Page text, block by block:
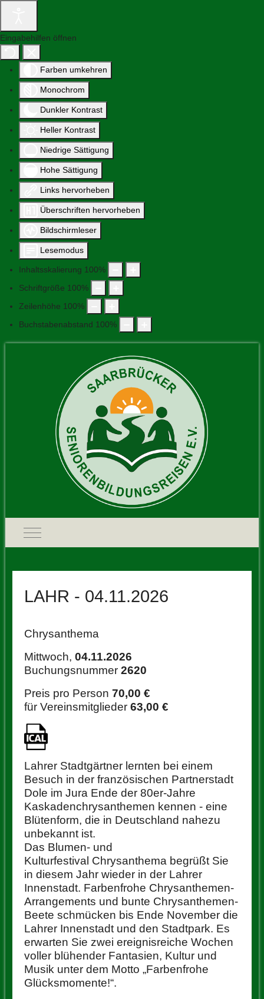
Eingabehilfen öffnen
Farben umkehren
Monochrom
Dunkler Kontrast
Heller Kontrast
Niedrige Sättigung
Hohe Sättigung
Links hervorheben
Überschriften hervorheben
Bildschirmleser
Lesemodus
Inhaltsskalierung 100%
Schriftgröße 100%
Zeilenhöhe 100%
Buchstabenabstand 100%
Mobile Menu Toggle
LAHR - 04.11.2026
Chrysanthema
Mittwoch, 04.11.2026
Buchungsnummer 2620
Preis pro Person 70,00 €
für Vereinsmitglieder 63,00 €
Lahrer Stadtgärtner lernten bei einem
Besuch in der französischen Partnerstadt
Dole im Jura Ende der 80er-Jahre
Kaskadenchrysanthemen kennen - eine
Blütenform, die in Deutschland nahezu
unbekannt ist.
Das Blumen- und
Kulturfestival Chrysanthema begrüßt Sie
in diesem Jahr wieder in der Lahrer
Innenstadt. Farbenfrohe Chrysanthemen-
Arrangements und bunte Chrysanthemen-
Beete schmücken bis Ende November die
Lahrer Innenstadt und den Stadtpark. Es
erwarten Sie zwei ereignisreiche Wochen
voller blühender Fantasien, Kultur und
Musik unter dem Motto „Farbenfrohe
Glücksmomente!“.